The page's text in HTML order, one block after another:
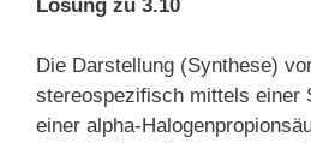
Lösung zu 3.10
Die Darstellung (Synthese)
stereospezifisch mittels einer
einer alpha-